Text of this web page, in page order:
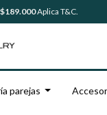
$189.000Aplica T&C.
parejas